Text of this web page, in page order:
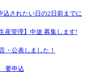
されたい日の2日前までに
産管理】中途 募集します!
・公表しました！
要申込